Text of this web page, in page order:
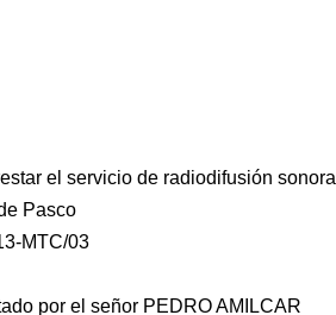
el servicio de radiodifusión sonora
Pasco
MTC/03
por el señor PEDRO AMILCAR